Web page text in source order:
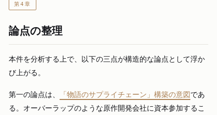
第4章
論点の整理
本件を分析する上で、以下の三点が構造的な論点として浮か
び上がる。
第一の論点は、 「物語のサプライチェーン」構築の意図 であ
る。オーバーラップのような原作開発会社に資本参加するこ